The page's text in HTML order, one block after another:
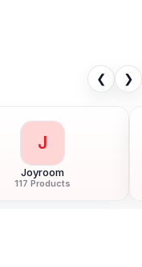
❮ ❯
L
LG
11 Products